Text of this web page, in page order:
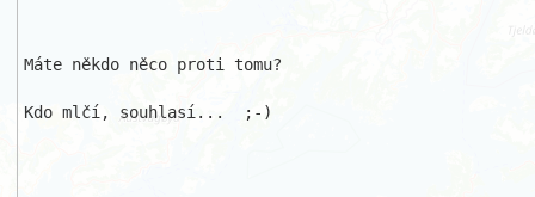
Máte někdo něco proti tomu?
Kdo mlčí, souhlasí...  ;-)